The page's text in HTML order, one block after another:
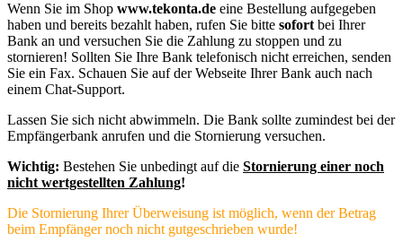
Wenn Sie im Shop www.tekonta.de eine Bestellung aufgegeben
haben und bereits bezahlt haben, rufen Sie bitte sofort bei Ihrer
Bank an und versuchen Sie die Zahlung zu stoppen und zu
stornieren! Sollten Sie Ihre Bank telefonisch nicht erreichen, senden
Sie ein Fax. Schauen Sie auf der Webseite Ihrer Bank auch nach
einem Chat-Support.
Lassen Sie sich nicht abwimmeln. Die Bank sollte zumindest bei der
Empfängerbank anrufen und die Stornierung versuchen.
Wichtig: Bestehen Sie unbedingt auf die Stornierung einer noch
nicht wertgestellten Zahlung!
Die Stornierung Ihrer Überweisung ist möglich, wenn der Betrag
beim Empfänger noch nicht gutgeschrieben wurde!